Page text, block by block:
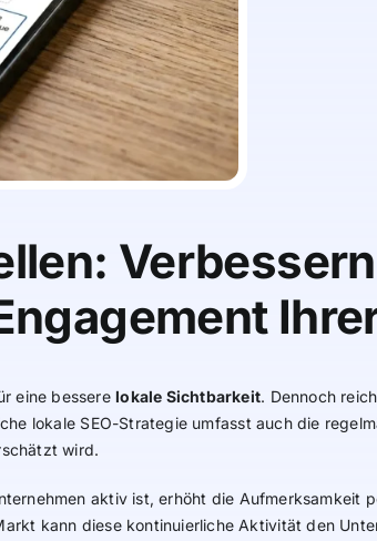
eine besserelokale Sichtbarkeit. Dennoch
lokale SEO-Strategie umfasst auch die
wird.
aktiv ist, erhöht die Aufmerksamkeit
kann diese kontinuierliche Aktivität den